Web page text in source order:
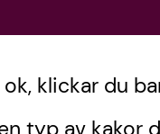
klickar du
typ av kakor